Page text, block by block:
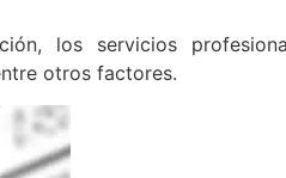
los servicios
otros factores.